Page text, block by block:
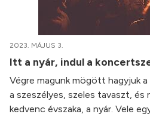
2023. MÁJUS 3.
Itt a nyár, indul a
Végre magunk mögött hagyjuk
a szeszélyes, szeles tavaszt, és
kedvenc évszaka, a nyár. Vele